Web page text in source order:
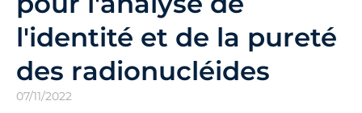
Services
Qui sommes-nous
Contact
Distributeurs
l'identité et de la pureté
des radionucléides
07/11/2022